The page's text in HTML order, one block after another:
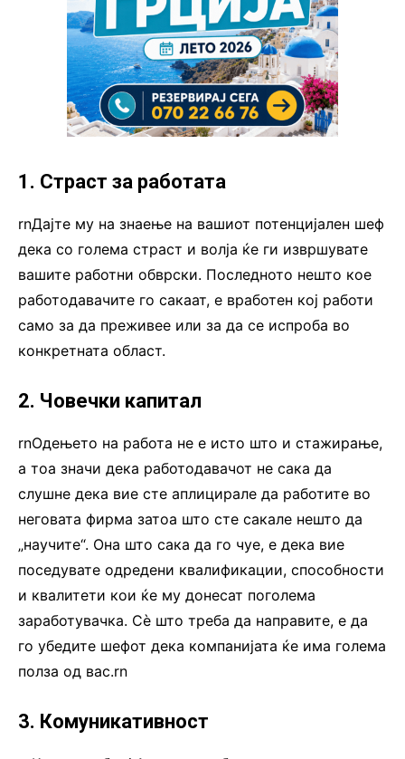
1. Страст за работата
rnДајте му на знаење на вашиот потенцијален шеф
дека со голема страст и волја ќе ги извршувате
вашите работни обврски. Последното нешто кое
работодавачите го сакаат, е вработен кој работи
само за да преживее или за да се испроба во
конкретната област.
2. Човечки капитал
rnОдењето на работа не е исто што и стажирање,
а тоа значи дека работодавачот не сака да
слушне дека вие сте аплицирале да работите во
неговата фирма затоа што сте сакале нешто да
„научите“. Она што сака да го чуе, е дека вие
поседувате одредени квалификации, способности
и квалитети кои ќе му донесат поголема
заработувачка. Сè што треба да направите, е да
го убедите шефот дека компанијата ќе има голема
полза од вас.rn
3. Комуникативност